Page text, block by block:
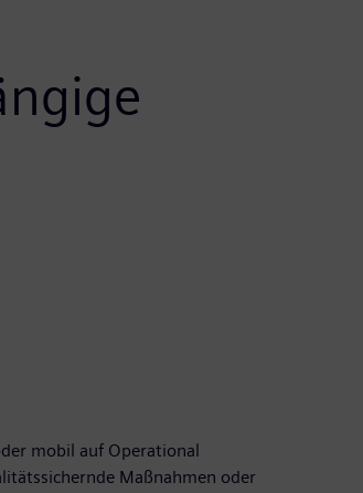
mobil auf Operational
Maßnahmen oder